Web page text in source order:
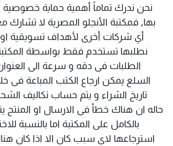
نحن ندرك تماماً أهمية حماية خصوصية
بها, فمكتبة الأنجلو المصرية لا
أي شركات أخرى لأهداف تسويقية او
نطلبها تستخدم فقط بواسطة
الطلبات فى دقه و سرعة الى
السلع يمكن ارجاع الكتب المباعة فى
تاريخ الشراء و يتم حساب تكاليف
حاله ان هناك خطأ فى الارسال او المنتج
بالكامل على المكتبة اما بالنسبة
استرجاعها لاى سبب كان الا اذا